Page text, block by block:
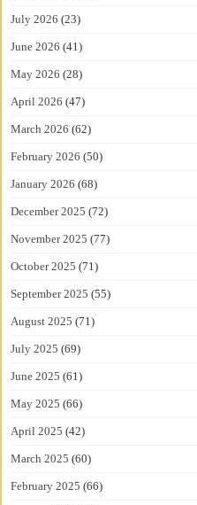
July 2026 (23)
June 2026 (41)
May 2026 (28)
April 2026 (47)
March 2026 (62)
February 2026 (50)
January 2026 (68)
December 2025 (72)
November 2025 (77)
October 2025 (71)
September 2025 (55)
August 2025 (71)
July 2025 (69)
June 2025 (61)
May 2025 (66)
April 2025 (42)
March 2025 (60)
February 2025 (66)